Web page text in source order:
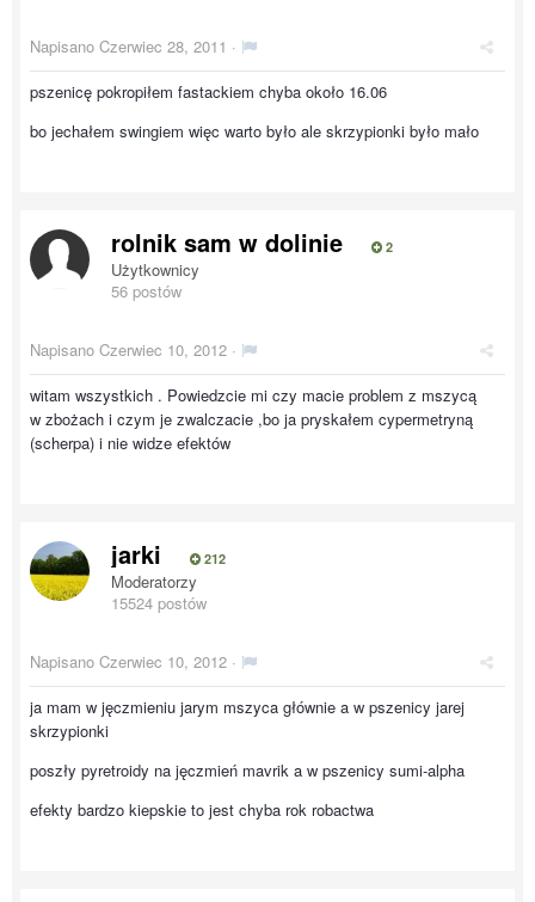
Napisano Czerwiec 28, 2011 ·
pszenicę pokropiłem fastackiem chyba około 16.06
bo jechałem swingiem więc warto było ale skrzypionki było mało
rolnik sam w dolinie 2
Użytkownicy
56 postów
Napisano Czerwiec 10, 2012 ·
witam wszystkich . Powiedzcie mi czy macie problem z mszycą
w zbożach i czym je zwalczacie ,bo ja pryskałem cypermetryną
(scherpa) i nie widze efektów
jarki 212
Moderatorzy
15524 postów
Napisano Czerwiec 10, 2012 ·
ja mam w jęczmieniu jarym mszyca głównie a w pszenicy jarej
skrzypionki
poszły pyretroidy na jęczmień mavrik a w pszenicy sumi-alpha
efekty bardzo kiepskie to jest chyba rok robactwa